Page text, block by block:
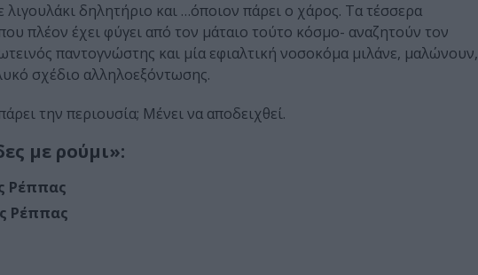
λιγουλάκι δηλητήριο και …όποιον πάρει ο χάρος. Τα τέσσερα
πλέον έχει φύγει από τον μάταιο τούτο κόσμο- αναζητούν τον
παντογνώστης και μία εφιαλτική νοσοκόμα μιλάνε, μαλώνουν,
σχέδιο αλληλοεξόντωσης.
την περιουσία; Μένει να αποδειχθεί.
με ρούμι»:
Ρέππας
Ρέππας